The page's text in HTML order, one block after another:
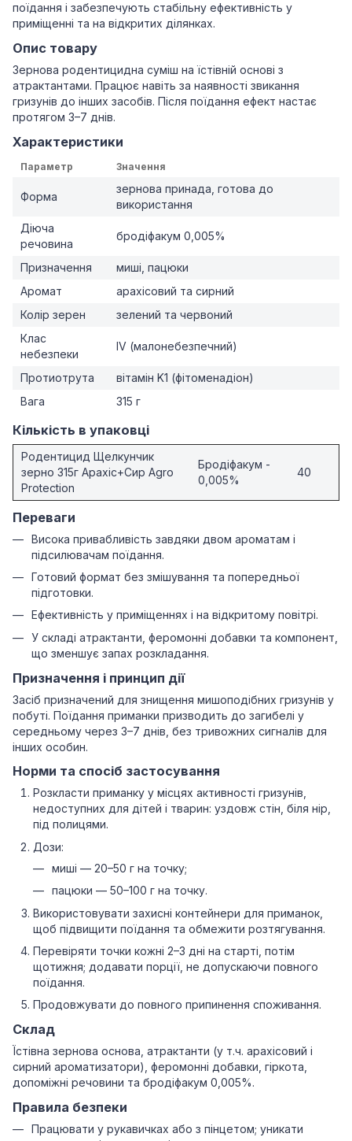
поїдання і забезпечують стабільну ефективність у
приміщенні та на відкритих ділянках.
Опис товару
Зернова родентицидна суміш на їстівній основі з
атрактантами. Працює навіть за наявності звикання
гризунів до інших засобів. Після поїдання ефект настає
протягом 3–7 днів.
Характеристики
Параметр Значення
Форма
зернова принада, готова до
використання
Діюча
речовина
бродіфакум 0,005%
Призначення
миші, пацюки
Аромат
арахісовий та сирний
Колір зерен
зелений та червоний
Клас
небезпеки
IV (малонебезпечний)
Протиотрута
вітамін K1 (фітоменадіон)
Вага
315 г
Кількість в упаковці
Родентицид Щелкунчик
зерно 315г Арахіс+Сир Agro
Protection
Бродіфакум -
0,005%
40
Переваги
Висока привабливість завдяки двом ароматам і
підсилювачам поїдання.
Готовий формат без змішування та попередньої
підготовки.
Ефективність у приміщеннях і на відкритому повітрі.
У складі атрактанти, феромонні добавки та компонент,
що зменшує запах розкладання.
Призначення і принцип дії
Засіб призначений для знищення мишоподібних гризунів у
побуті. Поїдання приманки призводить до загибелі у
середньому через 3–7 днів, без тривожних сигналів для
інших особин.
Норми та спосіб застосування
Розкласти приманку у місцях активності гризунів,
недоступних для дітей і тварин: уздовж стін, біля нір,
під полицями.
Дози:
миші — 20–50 г на точку;
пацюки — 50–100 г на точку.
Використовувати захисні контейнери для приманок,
щоб підвищити поїдання та обмежити розтягування.
Перевіряти точки кожні 2–3 дні на старті, потім
щотижня; додавати порції, не допускаючи повного
поїдання.
Продовжувати до повного припинення споживання.
Склад
Їстівна зернова основа, атрактанти (у т.ч. арахісовий і
сирний ароматизатори), феромонні добавки, гіркота,
допоміжні речовини та бродіфакум 0,005%.
Правила безпеки
Працювати у рукавичках або з пінцетом; уникати